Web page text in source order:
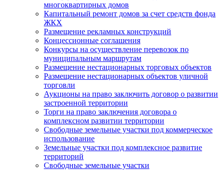
многоквартирных домов
Капитальный ремонт домов за счет средств фонда
ЖКХ
Размещение рекламных конструкций
Концессионные соглашения
Конкурсы на осуществление перевозок по
муниципальным маршрутам
Размещение нестационарных торговых объектов
Размещение нестационарных объектов уличной
торговли
Аукционы на право заключить договор о развитии
застроенной территории
Торги на право заключения договора о
комплексном развитии территории
Свободные земельные участки под коммерческое
использование
Земельные участки под комплексное развитие
территорий
Свободные земельные участки